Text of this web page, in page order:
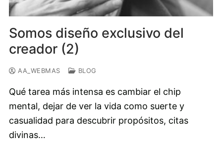
Somos diseño exclusivo del
creador (2)
AA_WEBMAS BLOG
Qué tarea más intensa es cambiar el chip
mental, dejar de ver la vida como suerte y
casualidad para descubrir propósitos, citas
divinas…